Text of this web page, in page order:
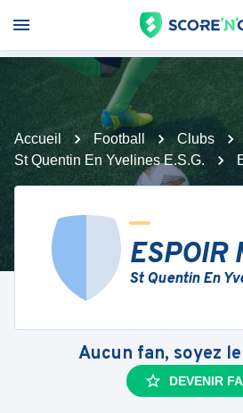
Accueil Football Clubs
St Quentin En Yvelines E.S.G.
ESPOIR
St Quentin En
Aucun fan, soyez
DEVENIR